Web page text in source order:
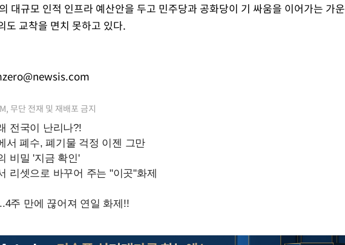
대규모 인적 인프라 예산안을 두고 민주당과 공화당이 기 싸움을 이어가는 가운
도 교착을 면치 못하고 있다.
무단 전재 및 재배포 금지